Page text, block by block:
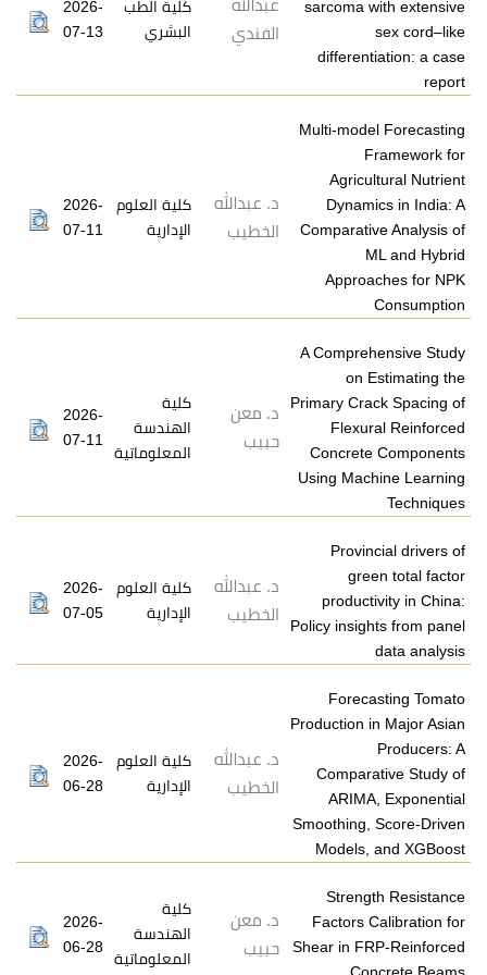
عبدالله
الفندي
كلية الطب
البشري
2026-
Multi-
د. عبدالله
الخطيب
كلية العلوم
الإدارية
2026-
07-11
A
Primary
Using
د. معن
كلية
المعلوماتية
2026-
Policy
د. عبدالله
الخطيب
كلية العلوم
الإدارية
2026-
07-05
د. عبدالله
كلية العلوم
الإدارية
2026-
06-28
Shear in
د. معن
حبيب
المعلوماتية
2026-